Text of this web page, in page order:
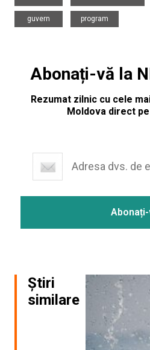
guvern
program
Abonați-vă la
Rezumat zilnic cu cele
Moldova direct
Știri
similare